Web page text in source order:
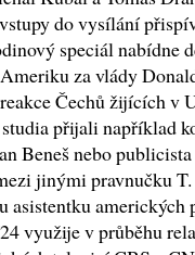
do vysílání
speciál nabídne
za vlády
Čechů žijících v
přijali například
Beneš nebo
jinými pravnučku
asistentku amerických
využije v průběhu